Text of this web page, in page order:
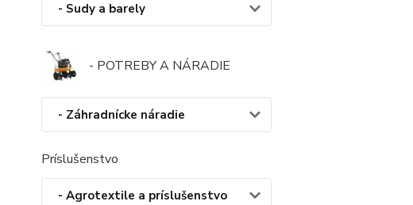
- Sudy a barely
- POTREBY A NÁRADIE
- Záhradnícke náradie
Príslušenstvo
- Agrotextile a príslušenstvo